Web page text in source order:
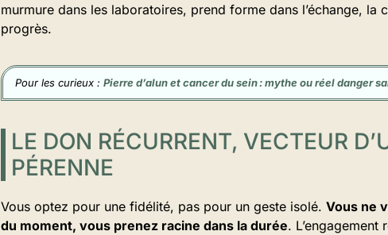
murmure dans les laboratoires, prend forme dans l’échange,
progrès.
Pour les curieux : Pierre d’alun et cancer du sein : mythe ou réel danger
LE DON RÉCURRENT, VECTEUR
PÉRENNE
Vous optez pour une fidélité, pas pour un geste isolé. Vous ne
du moment, vous prenez racine dans la durée.